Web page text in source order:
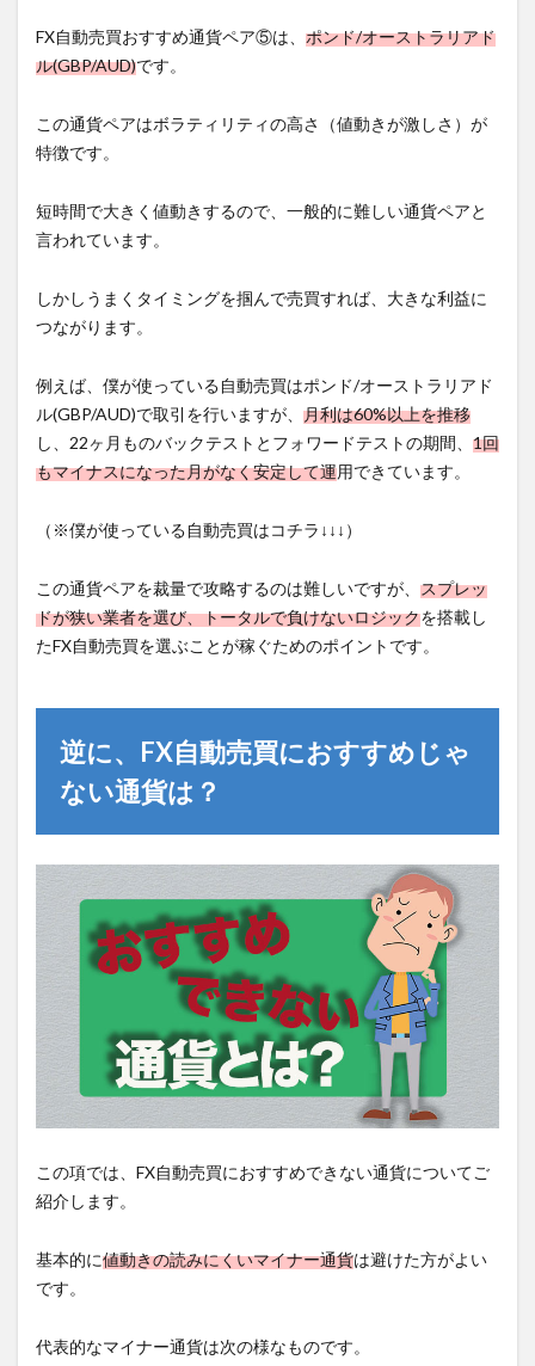
FX自動売買おすすめ通貨ペア⑤は、 ポンド/オーストラリアド
ル(GBP/AUD)です。
この通貨ペアはボラティリティの高さ（値動きが激しさ）が
特徴です。
短時間で大きく値動きするので、一般的に難しい通貨ペアと
言われています。
しかしうまくタイミングを掴んで売買すれば、大きな利益に
つながります。
例えば、僕が使っている自動売買はポンド/オーストラリアド
ル(GBP/AUD)で取引を行いますが、 月利は60%以上を推移
し、22ヶ月ものバックテストとフォワードテストの期間、 1回
もマイナスになった月がなく安定して運用できています。
（※僕が使っている自動売買はコチラ↓↓↓）
この通貨ペアを裁量で攻略するのは難しいですが、 スプレッ
ドが狭い業者を選び、トータルで負けないロジックを搭載し
たFX自動売買を選ぶことが稼ぐためのポイントです。
逆に、FX自動売買におすすめじゃ
ない通貨は？
この項では、FX自動売買におすすめできない通貨についてご
紹介します。
基本的に値動きの読みにくいマイナー通貨は避けた方がよい
です。
代表的なマイナー通貨は次の様なものです。